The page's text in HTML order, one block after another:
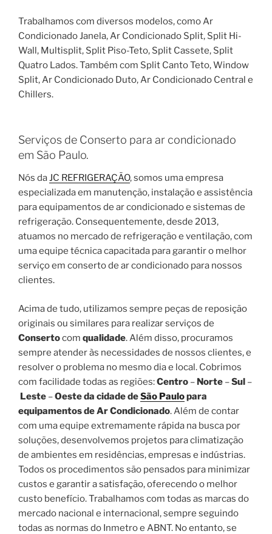
Trabalhamos com diversos modelos, como Ar
Condicionado Janela, Ar Condicionado Split, Split Hi-
Wall, Multisplit, Split Piso-Teto, Split Cassete, Split
Quatro Lados. Também com Split Canto Teto, Window
Split, Ar Condicionado Duto, Ar Condicionado Central e
Chillers.
Serviços de Conserto para ar condicionado
em São Paulo.
Nós daJC REFRIGERAÇÃO, somos uma empresa
especializada em manutenção, instalação e assistência
para equipamentos de ar condicionado e sistemas de
refrigeração. Consequentemente, desde 2013,
atuamos no mercado de refrigeração e ventilação, com
uma equipe técnica capacitada para garantir o melhor
serviço em conserto de ar condicionado para nossos
clientes.
Acima de tudo, utilizamos sempre peças de reposição
originais ou similares para realizar serviços de
Consertocom qualidade. Além disso, procuramos
sempre atender às necessidades de nossos clientes, e
resolver o problema no mesmo dia e local. Cobrimos
com facilidade todas as regiões:Centro – Norte –Sul –
Leste –Oeste da cidade deSão Paulopara
equipamentos de Ar Condicionado. Além de contar
com uma equipe extremamente rápida na busca por
soluções, desenvolvemos projetos para climatização
de ambientes em residências, empresas e indústrias.
Todos os procedimentos são pensados para minimizar
custos e garantir a satisfação, oferecendo o melhor
custo benefício. Trabalhamos com todas as marcas do
mercado nacional e internacional, sempre seguindo
todas as normas do Inmetro e ABNT. No entanto, se